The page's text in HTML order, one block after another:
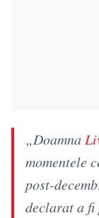
„Doamna
momentele
post-
declarat a